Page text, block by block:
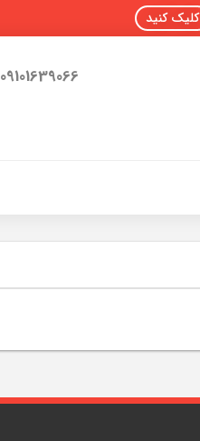
کلیک کنید
09101639066